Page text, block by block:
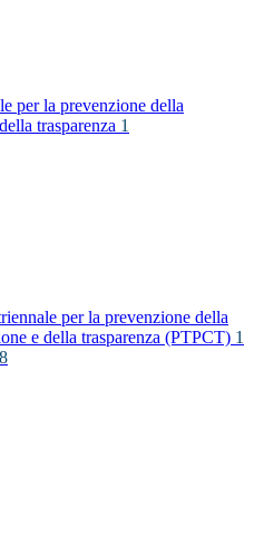
per la prevenzione della
trasparenza 1
per la prevenzione della
e della trasparenza (PTPCT) 1
8